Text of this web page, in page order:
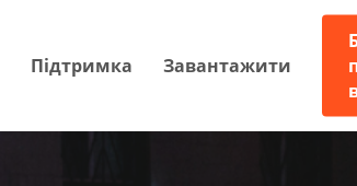
Підтримка Завантажити